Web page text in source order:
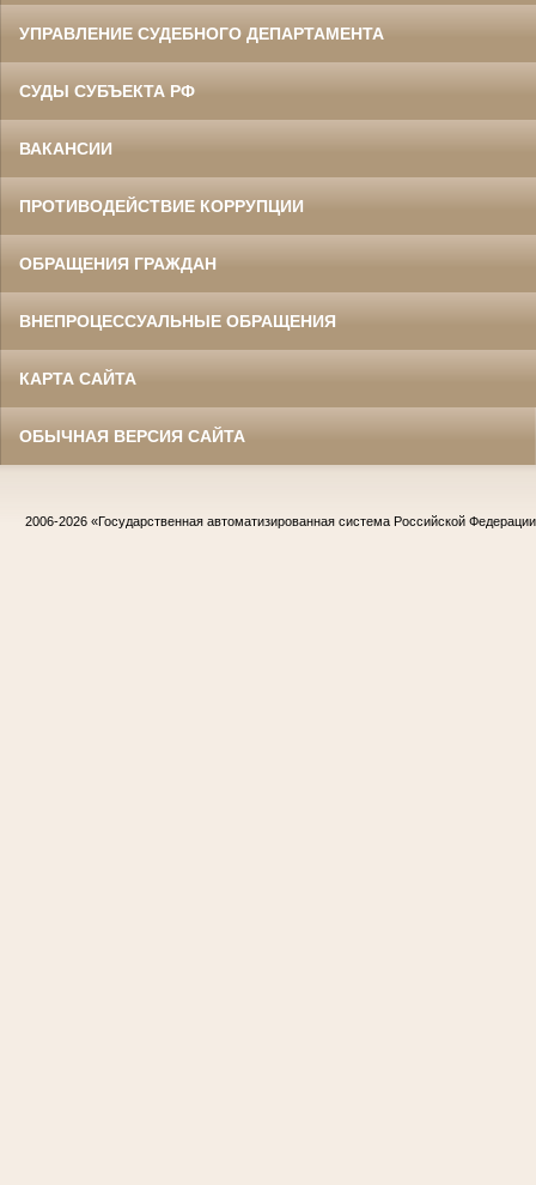
УПРАВЛЕНИЕ СУДЕБНОГО ДЕПАРТАМЕНТА
СУДЫ СУБЪЕКТА РФ
ВАКАНСИИ
ПРОТИВОДЕЙСТВИЕ КОРРУПЦИИ
ОБРАЩЕНИЯ ГРАЖДАН
ВНЕПРОЦЕССУАЛЬНЫЕ ОБРАЩЕНИЯ
КАРТА САЙТА
ОБЫЧНАЯ ВЕРСИЯ САЙТА
2006-2026 «Государственная автоматизированная система Российской